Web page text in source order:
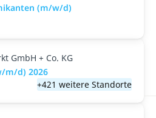
(m/w/d)
GmbH + Co. KG
m/d) 2026
+421 weitere Standorte